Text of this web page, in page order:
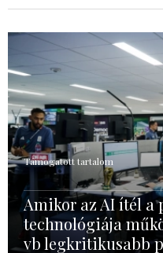
Támogatott tartalom
Amikor az AI ítél a
technológiája
vb legkritikusabb